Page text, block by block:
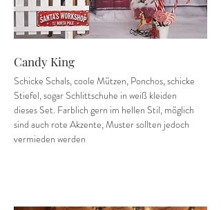
Candy King
Schicke Schals, coole Mützen, Ponchos, schicke
Stiefel, sogar Schlittschuhe in weiß kleiden
dieses Set. Farblich gern im hellen Stil, möglich
sind auch rote Akzente, Muster sollten jedoch
vermieden werden